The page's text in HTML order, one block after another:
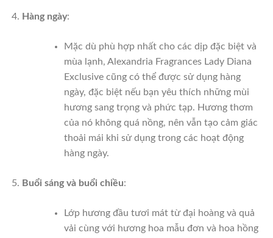
Hàng ngày:
Mặc dù phù hợp nhất cho các dịp đặc biệt và
mùa lạnh, Alexandria Fragrances Lady Diana
Exclusive cũng có thể được sử dụng hàng
ngày, đặc biệt nếu bạn yêu thích những mùi
hương sang trọng và phức tạp. Hương thơm
của nó không quá nồng, nên vẫn tạo cảm giác
thoải mái khi sử dụng trong các hoạt động
hàng ngày.
Buổi sáng và buổi chiều:
Lớp hương đầu tươi mát từ đại hoàng và quả
vải cùng với hương hoa mẫu đơn và hoa hồng